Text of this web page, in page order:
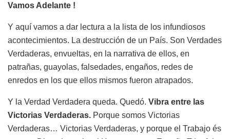
Vamos Adelante !
Y aquí vamos a dar lectura a la lista de los infundiosos
acontecimientos. La destrucción de un País. Son Verdades
Verdaderas, envueltas, en la narrativa de ellos, en
patrañas, guayolas, falsedades, engaños, redes de
enredos en los que ellos mismos fueron atrapados.
Y la Verdad Verdadera queda. Quedó. Vibra entre las
Victorias Verdaderas. Porque somos Victorias
Verdaderas… Victorias Verdaderas, y porque el Trabajo és